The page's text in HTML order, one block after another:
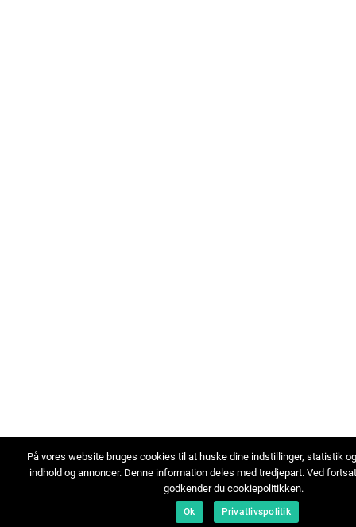
På vores website bruges cookies til at huske dine indstillinger, statistik
indhold og annoncer. Denne information deles med tredjepart. Ved
godkender du cookiepolitikken.
Ok Privatlivspolitik